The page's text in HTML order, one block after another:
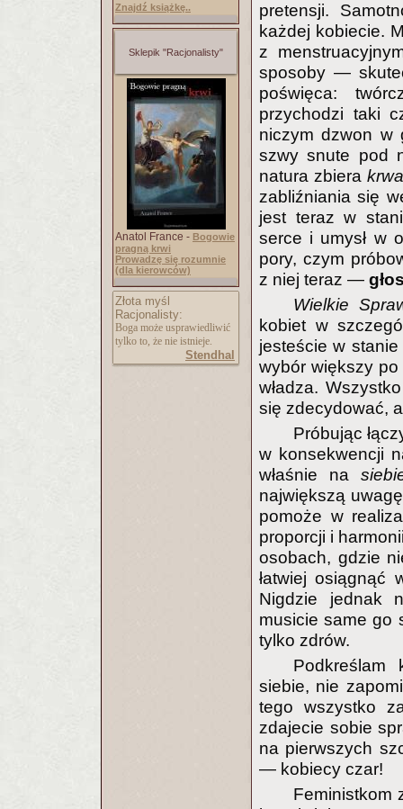
Znajdź książkę..
Sklepik "Racjonalisty"
Anatol France - Bogowie
pragną krwi
Prowadzę się rozumnie
(dla kierowców)
Złota myśl
Racjonalisty:
Boga może usprawiedliwić
tylko to, że nie istnieje.
Stendhal
pretensji.
każdej kobiecie.
z
sposoby —
poświęca:
przychodzi taki
niczym dzwon w
szwy snute pod
natura zbiera
zabliźniania się
jest teraz w
serce i umysł w
pory, czym
z niej teraz —
Wielkie
kobiet w
jesteście w
wybór większy
władza.
się zdecydować,
Próbując
w konsekwencji
właśnie na
największą
pomoże w
proporcji i
osobach, gdzie
łatwiej osiągnąć
Nigdzie jednak
musicie same go
tylko zdrów.
Podkreślam
siebie, nie
tego wszystko
zdajecie sobie
na pierwszych
— kobiecy czar!
Feministkom